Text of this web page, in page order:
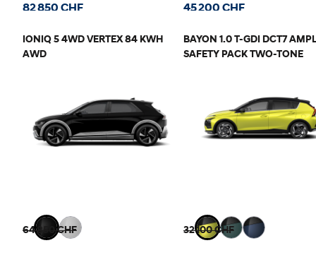
82 850 CHF 45 200 CHF
IONIQ 5 4WD VERTEX 84 KWH
AWD
64 850 CHF
BAYON 1.0 T-GDI DCT7
SAFETY PACK TWO-TONE
32 100 CHF